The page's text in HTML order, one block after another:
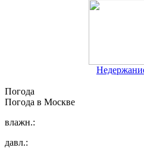
Погода
Погода в Москве
влажн.:
давл.: